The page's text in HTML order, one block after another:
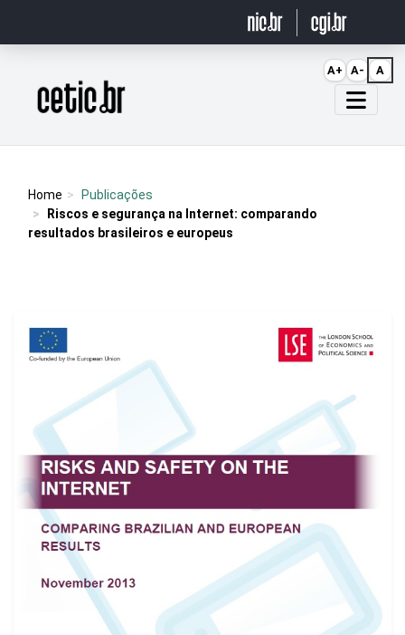
Página inicial
Home
Publicações
Riscos e segurança na Internet: comparando
resultados brasileiros e europeus
A+ A- A